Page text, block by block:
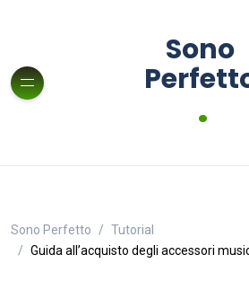
Sono
.
Sono Perfetto
Tutorial
Guida all’acquisto degli accessori